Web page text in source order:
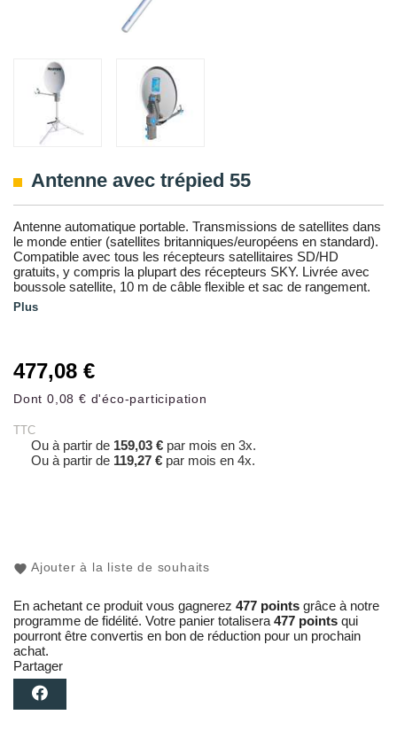
Antenne avec trépied 55
Antenne automatique portable. Transmissions de satellites dans
le monde entier (satellites britanniques/européens en standard).
Compatible avec tous les récepteurs satellitaires SD/HD
gratuits, y compris la plupart des récepteurs SKY. Livrée avec
boussole satellite, 10 m de câble flexible et sac de rangement.
Plus
477,08 €
Dont 0,08 € d'éco-participation
TTC
Ou à partir de 159,03 € par mois en 3x.
Ou à partir de 119,27 € par mois en 4x.
Ajouter à la liste de souhaits
En achetant ce produit vous gagnerez 477 points grâce à notre
programme de fidélité. Votre panier totalisera 477 points qui
pourront être convertis en bon de réduction pour un prochain
achat.
Partager